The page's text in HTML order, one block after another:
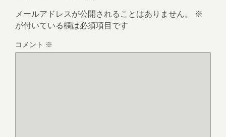
メールアドレスが公開されることはありません。
※
が付いている欄は必須項目です
コメント ※